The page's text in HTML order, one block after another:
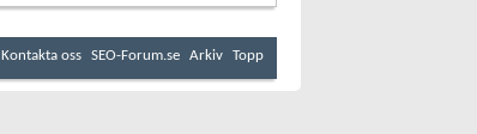
Kontakta oss SEO-Forum.se Arkiv Topp